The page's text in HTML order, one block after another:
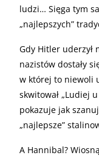
ludzi… Sięga tym
„najlepszych”
Gdy Hitler uderzył
nazistów dostały
w której to niewoli
skwitował „Ludiej
pokazuje jak
„najlepsze”
A Hannibal?